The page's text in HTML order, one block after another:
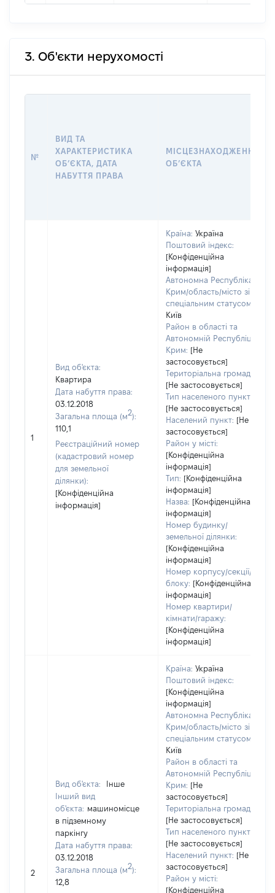
3. Об'єкти нерухомості
№
ВИД ТА
ХАРАКТЕРИСТИКА
ОБʼЄКТА, ДАТА
НАБУТТЯ ПРАВА
МІСЦЕЗНАХОДЖЕННЯ
ОБʼЄКТА
1
Вид об'єкта:
Квартира
Дата набуття права:
03.12.2018
Загальна площа (м2):
110,1
Реєстраційний номер
(кадастровий номер
для земельної
ділянки):
[Конфіденційна
інформація]
Країна: Україна
Поштовий індекс:
[Конфіденційна
інформація]
Автономна Республіка
Крим/область/місто зі
спеціальним статусом:
Київ
Район в області та
Автономній Республіці
Крим: [Не
застосовується]
Територіальна громада:
[Не застосовується]
Тип населеного пункту:
[Не застосовується]
Населений пункт: [Не
застосовується]
Район у місті:
[Конфіденційна
інформація]
Тип: [Конфіденційна
інформація]
Назва: [Конфіденційна
інформація]
Номер будинку/
земельної ділянки:
[Конфіденційна
інформація]
Номер корпусу/секції/
блоку: [Конфіденційна
інформація]
Номер квартири/
кімнати/гаражу:
[Конфіденційна
інформація]
2
Вид об'єкта:
Інше
Інший вид
об'єкта: машиномісце
в підземному
паркінгу
Дата набуття права:
03.12.2018
Загальна площа (м2):
12,8
Країна: Україна
Поштовий індекс:
[Конфіденційна
інформація]
Автономна Республіка
Крим/область/місто зі
спеціальним статусом:
Київ
Район в області та
Автономній Республіці
Крим: [Не
застосовується]
Територіальна громада:
[Не застосовується]
Тип населеного пункту:
[Не застосовується]
Населений пункт: [Не
застосовується]
Район у місті:
[Конфіденційна